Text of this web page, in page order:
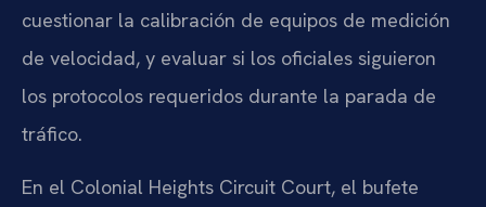
cuestionar la calibración de equipos de medición
de velocidad, y evaluar si los oficiales siguieron
los protocolos requeridos durante la parada de
tráfico.
En el Colonial Heights Circuit Court, el bufete